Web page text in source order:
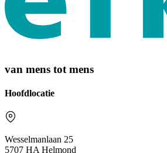
van mens tot mens
Hoofdlocatie
Wesselmanlaan 25
5707 HA Helmond